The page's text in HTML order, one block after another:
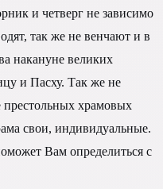
и четверг не зависимо
так же не венчают и в
накануне великих
и Пасху. Так же не
престольных храмовых
свои, индивидуальные.
Вам определиться с